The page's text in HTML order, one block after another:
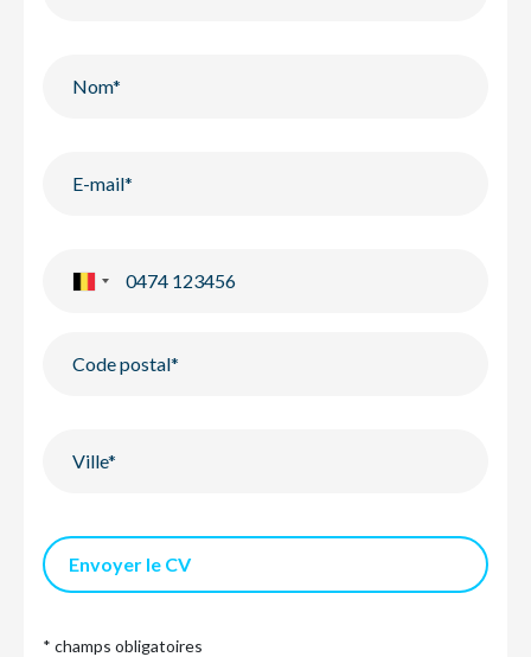
Envoyer le CV
* champs obligatoires